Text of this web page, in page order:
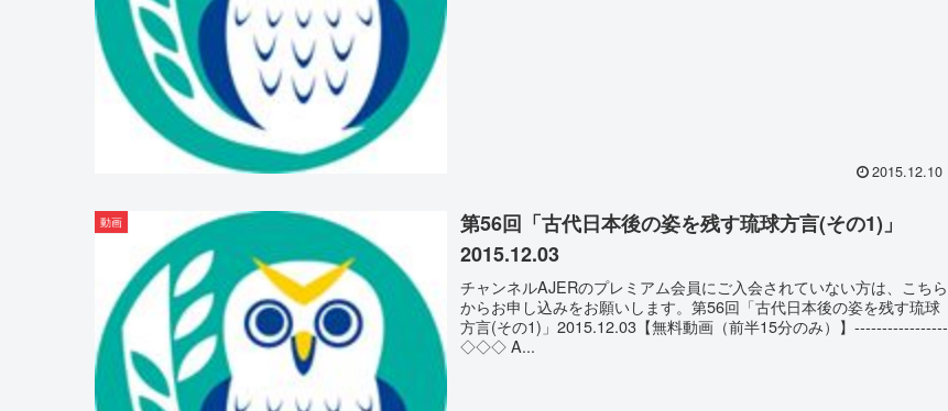
2015.12.10
動画
第56回「古代日本後の姿を残す琉球方言(その1)」
2015.12.03
チャンネルAJERのプレミアム会員にご入会されていない方は、こちら
からお申し込みをお願いします。第56回「古代日本後の姿を残す琉球
方言(その1)」2015.12.03【無料動画（前半15分のみ）】-----------------
◇◇◇ A...